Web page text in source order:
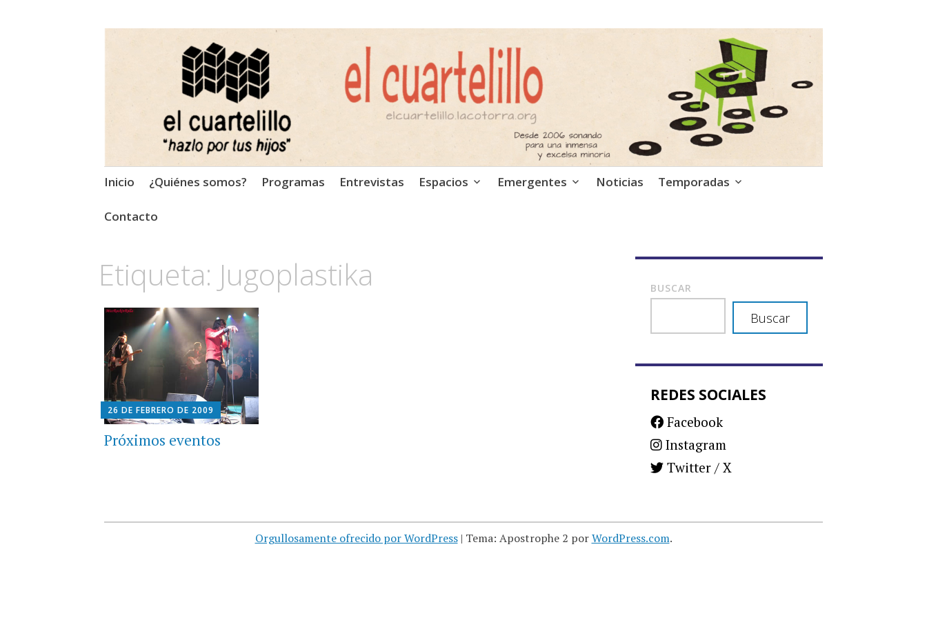
El Cuartelillo
Programa de radio de música independiente. Podcast
Saltar
contenido
Inicio ¿Quiénes somos? Programas Entrevistas Espacios Emergentes Noticias Temporadas
Contacto
Etiqueta: Jugoplastika
26 DE FEBRERO DE 2009
Próximos eventos
BUSCAR
Buscar
REDES SOCIALES
Facebook
Instagram
Twitter / X
Orgullosamente ofrecido por WordPress | Tema: Apostrophe 2 porWordPress.com.